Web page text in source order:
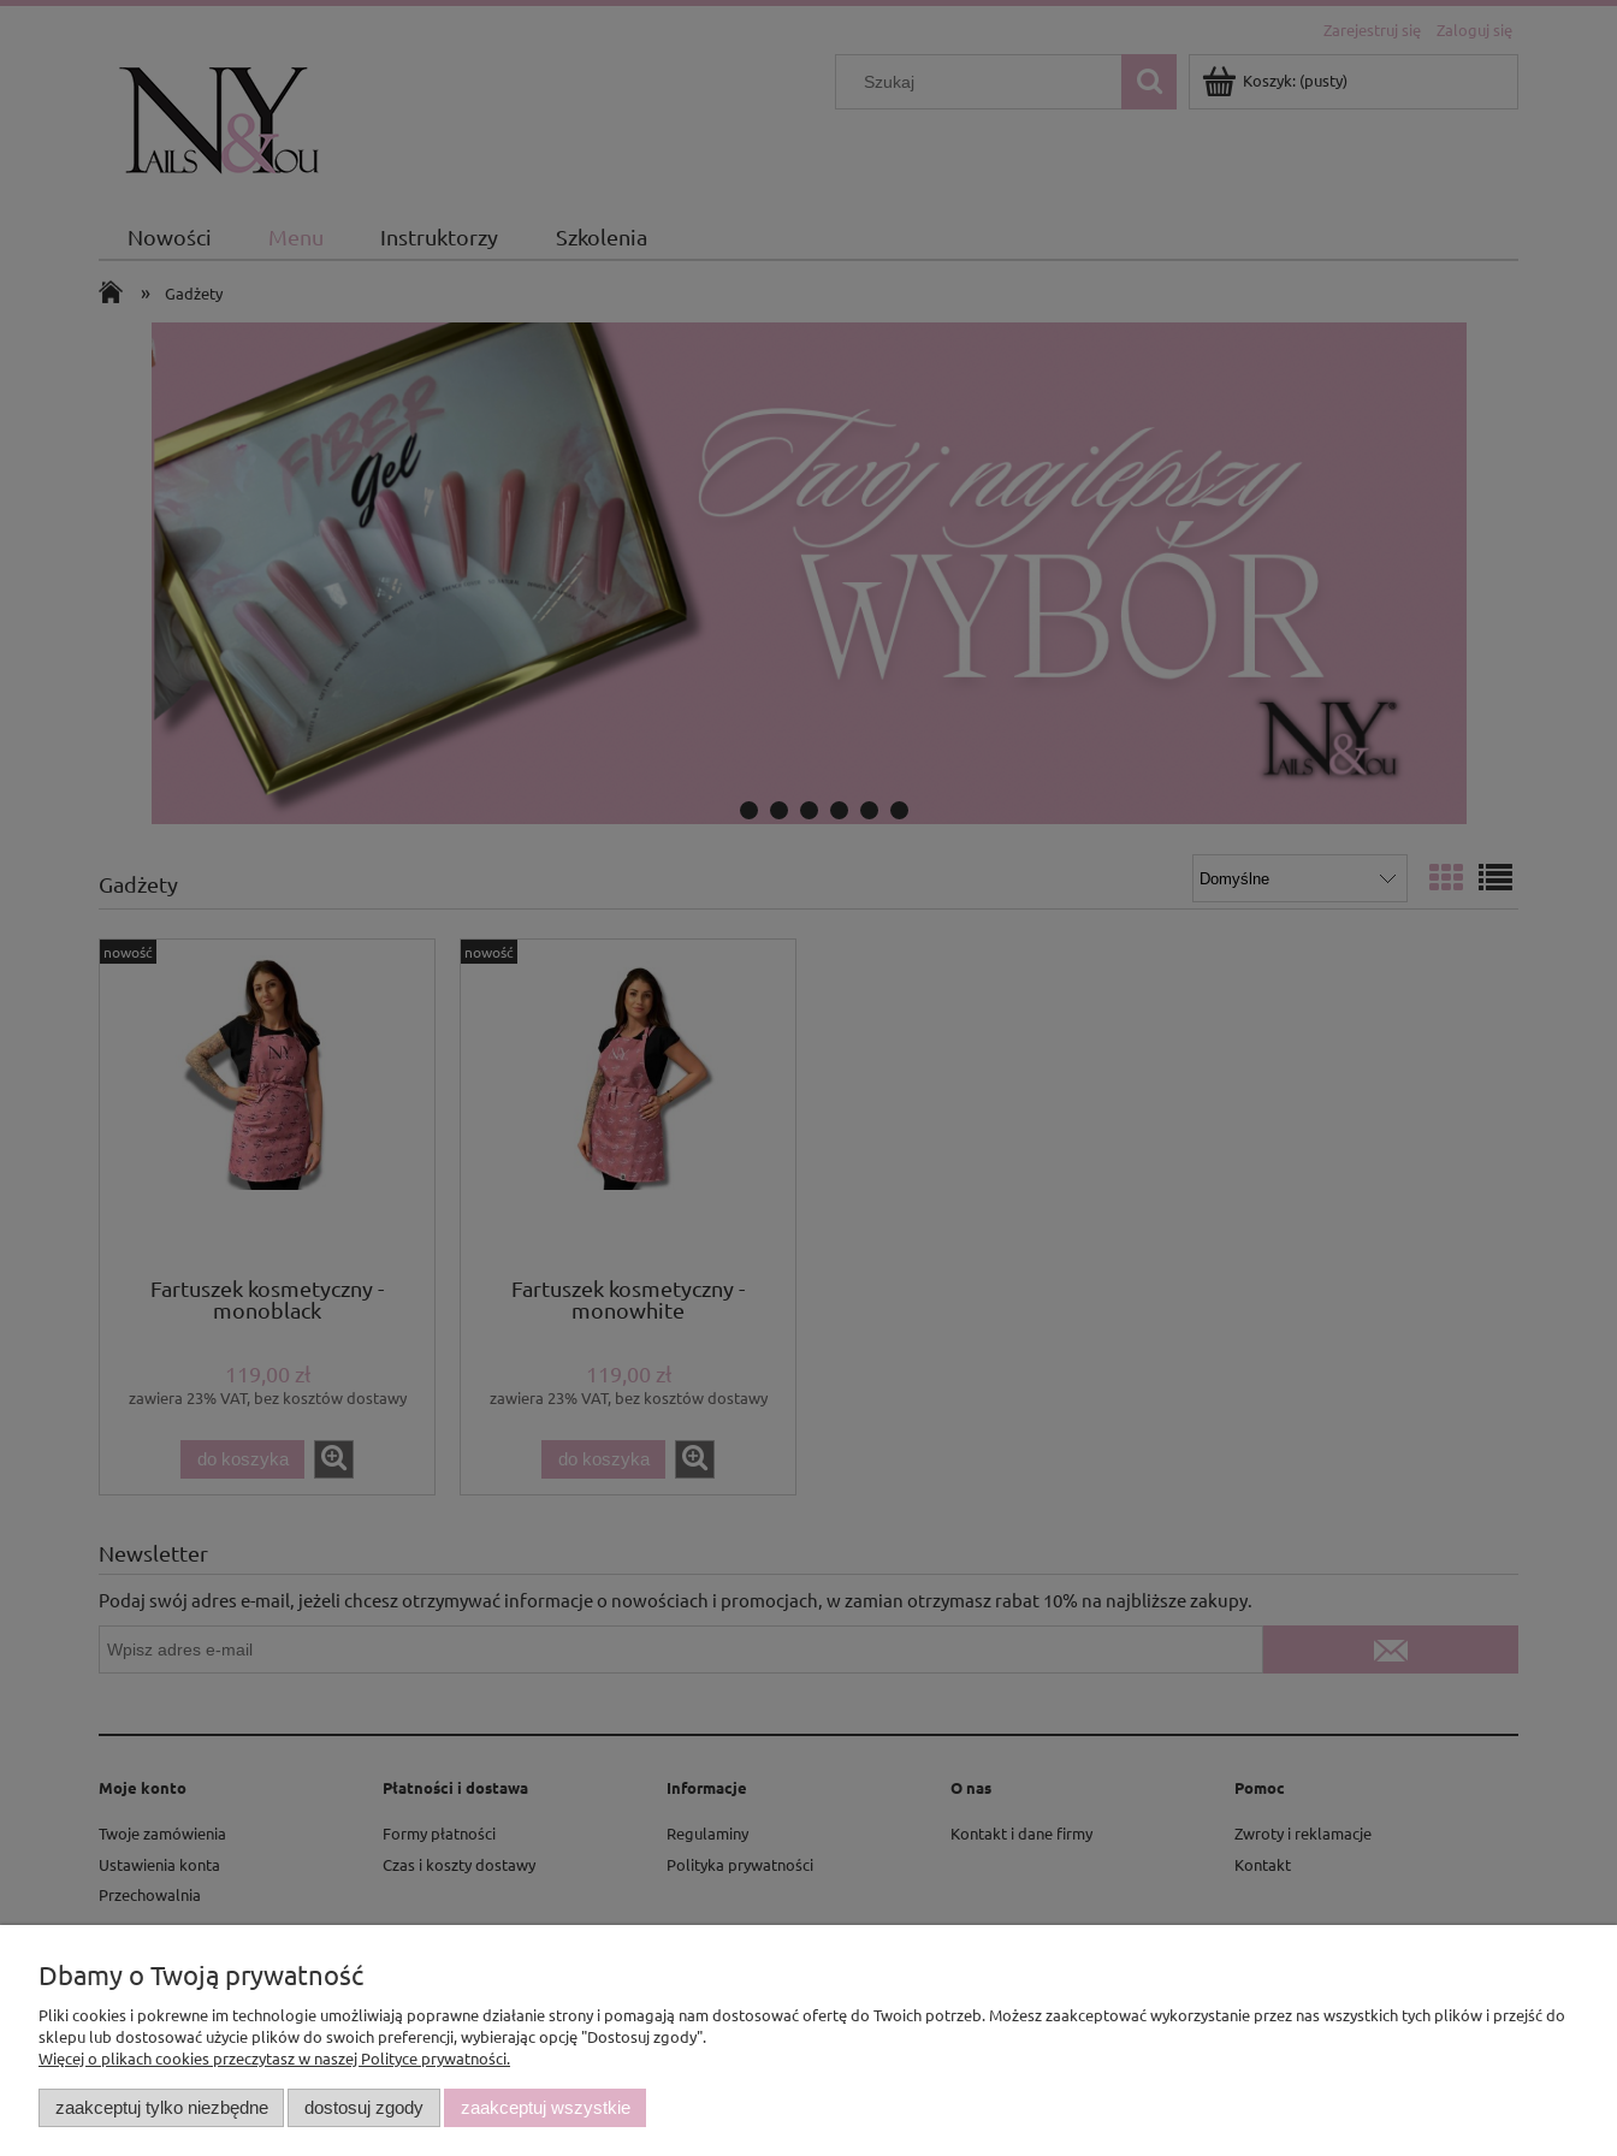
Zarejestruj się Zaloguj się
Koszyk: (pusty)
Nowości Menu Instruktorzy Szkolenia
» Gadżety
Gadżety
Fartuszek kosmetyczny -
monoblack
119,00 zł
zawiera 23% VAT, bez kosztów dostawy
do koszyka
nowość
Fartuszek kosmetyczny -
monowhite
119,00 zł
zawiera 23% VAT, bez kosztów dostawy
do koszyka
nowość
Newsletter
Podaj swój adres e-mail, jeżeli chcesz otrzymywać informacje o nowościach i promocjach, w zamian otrzymasz rabat 10% na najbliższe zakupy.
Moje konto
Twoje zamówienia
Ustawienia konta
Przechowalnia
Płatności i dostawa
Formy płatności
Czas i koszty dostawy
Informacje
Regulaminy
Polityka prywatności
O nas
Kontakt i dane firmy
Pomoc
Zwroty i reklamacje
Kontakt
Dbamy o Twoją prywatność
Pliki cookies i pokrewne im technologie umożliwiają poprawne działanie strony i pomagają nam dostosować ofertę do Twoich potrzeb. Możesz zaakceptować wykorzystanie przez nas wszystkich tych plików i przejść do
sklepu lub dostosować użycie plików do swoich preferencji, wybierając opcję "Dostosuj zgody".
Więcej o plikach cookies przeczytasz w naszej Polityce prywatności.
zaakceptuj tylko niezbędne dostosuj zgody zaakceptuj wszystkie